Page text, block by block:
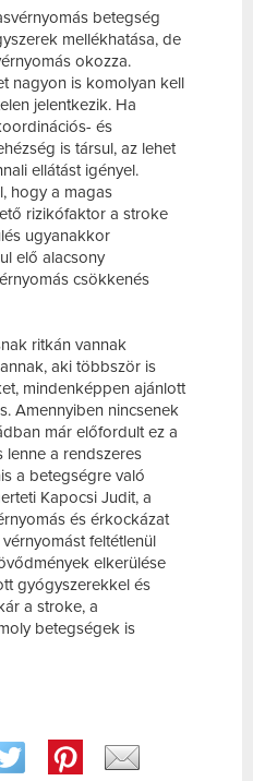
betegség
mellékhatása, de
okozza.
nagyon is komolyan kell
jelentkezik. Ha
és
is társul, az lehet
ellátást igényel.
hogy a magas
rizikófaktor a stroke
ugyanakkor
elő alacsony
csökkenés
ritkán vannak
aki többször is
mindenképpen ajánlott
Amennyiben nincsenek
már előfordult ez a
lenne a rendszeres
a betegségre való
Kapocsi Judit, a
és érkockázat
feltétlenül
elkerülése
gyógyszerekkel és
a stroke, a
betegségek is